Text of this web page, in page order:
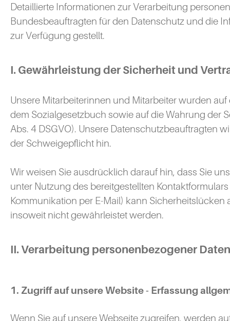
Detaillierte Informationen zur Verarbeitung
Bundesbeauftragten für den Datenschutz und die
zur Verfügung gestellt.
I. Gewährleistung der Sicherheit und
Unsere Mitarbeiterinnen und Mitarbeiter wurden
dem Sozialgesetzbuch sowie auf die Wahrung der
Abs. 4 DSGVO). Unsere Datenschutzbeauftragten
der Schweigepflicht hin.
Wir weisen Sie ausdrücklich darauf hin, dass Sie
unter Nutzung des bereitgestellten
Kommunikation per E-Mail) kann
insoweit nicht gewährleistet werden.
II. Verarbeitung personenbezogener
1. Zugriff auf unsere Website - Erfassung
Wenn Sie auf unsere Webseite zugreifen, werden